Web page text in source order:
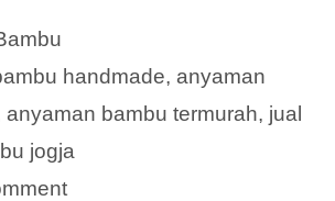
handmade, anyaman
anyaman bambu termurah, jual
jogja